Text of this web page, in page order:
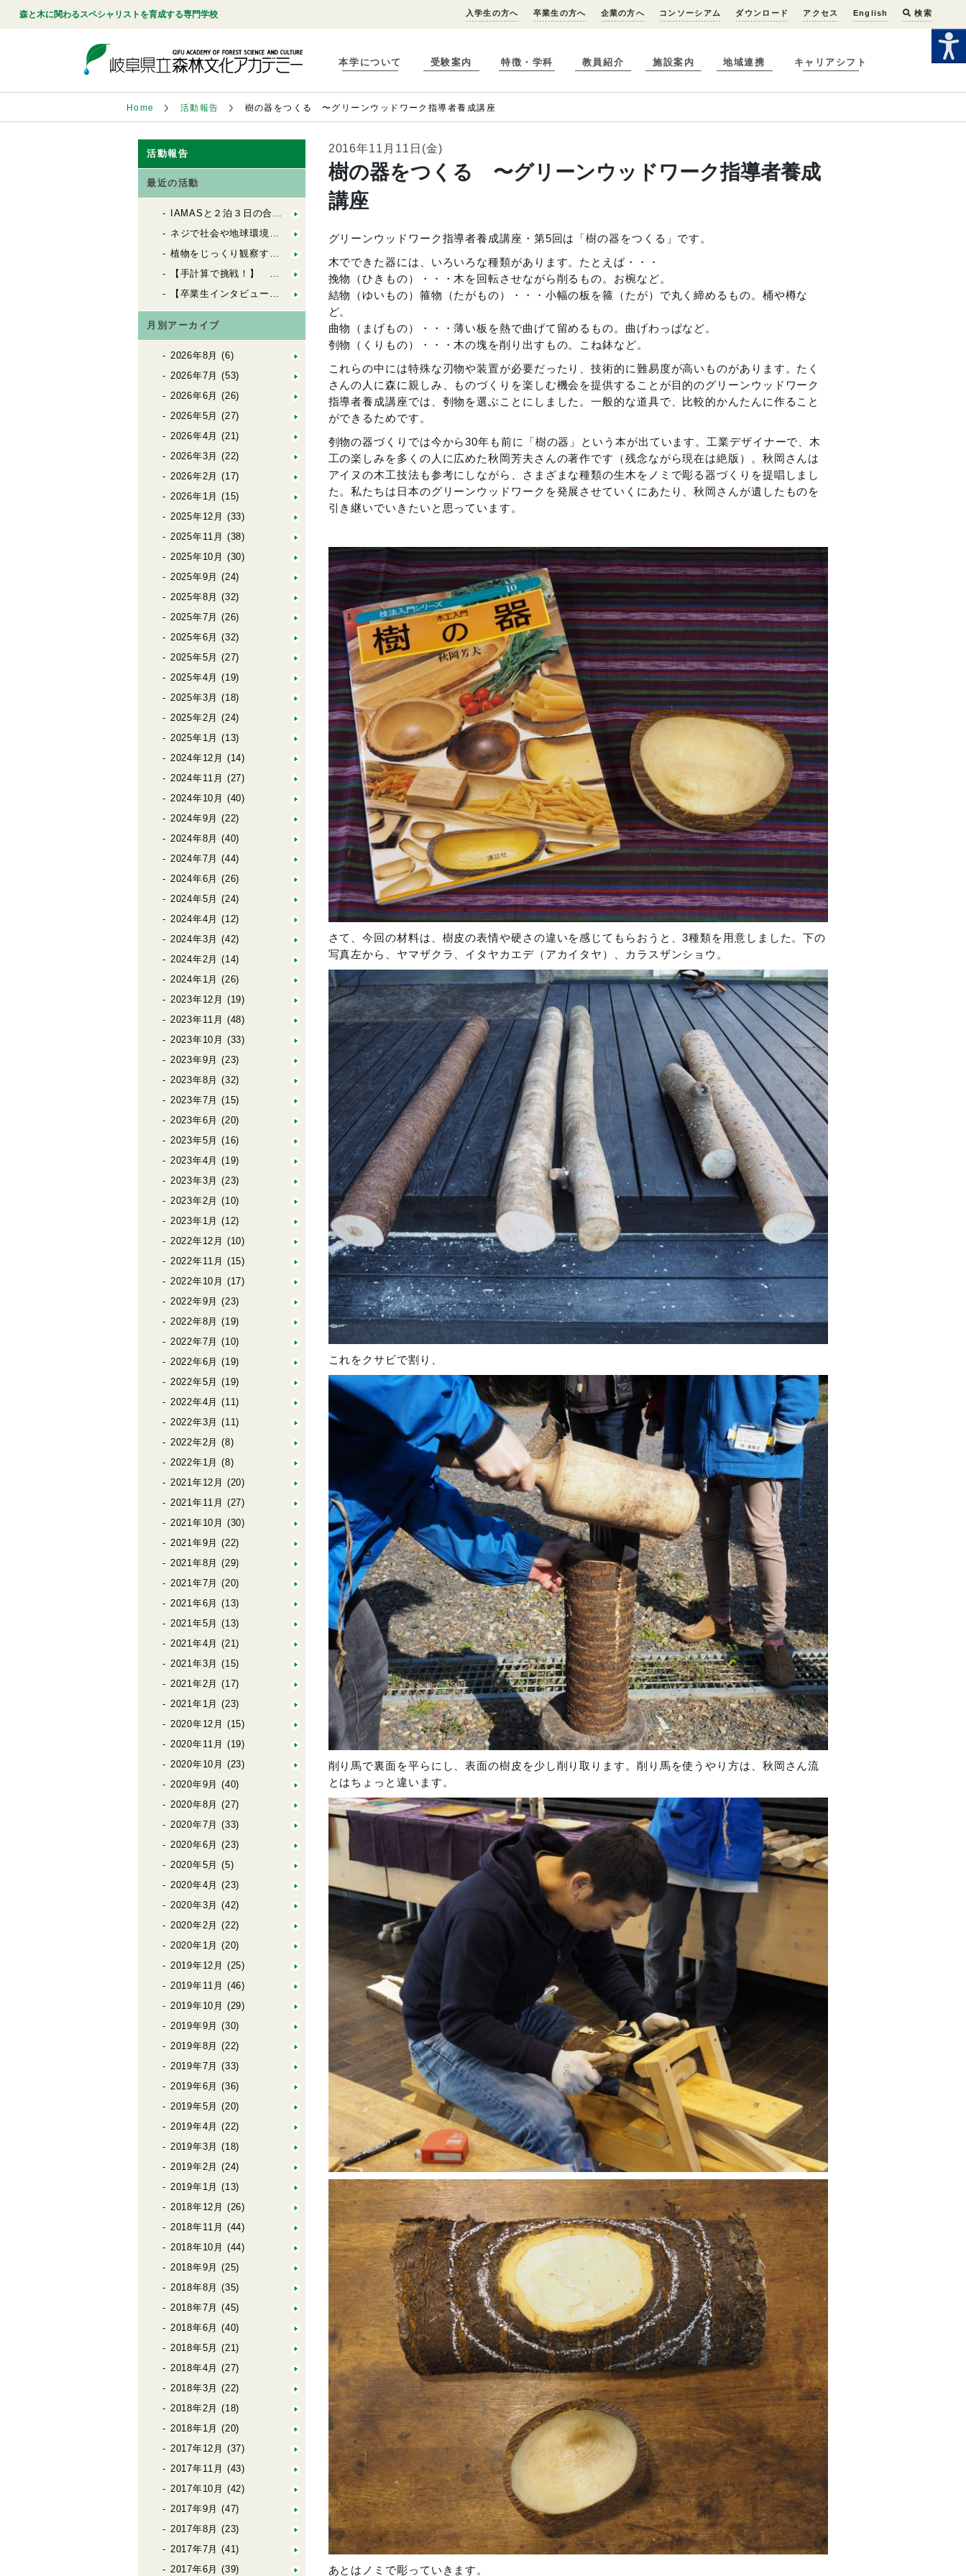
森と木に関わるスペシャリストを育成する専門学校 入学生の方へ 卒業生の方へ 企業の方へ コンソーシアム ダウンロード アクセス English 検索
本学について 受験案内 特徴・学科 教員紹介 施設案内 地域連携 キャリアシフト
Home 活動報告 樹の器をつくる 〜グリーンウッドワーク指導者養成講座
活動報告
最近の活動
IAMASと２泊３日の合同合宿！「FbSのためのデザインキャンプ」
ネジで社会や地球環境を良くする会社「シネジックさん」視察
植物をじっくり観察する「植物観察の基礎」
【手計算で挑戦！】 木造の許容応力度計算（２）
【卒業生インタビュー】 ６歳から100歳までの居場所を創る
月別アーカイブ
2026年8月 (6)
2026年7月 (53)
2026年6月 (26)
2026年5月 (27)
2026年4月 (21)
2026年3月 (22)
2026年2月 (17)
2026年1月 (15)
2025年12月 (33)
2025年11月 (38)
2025年10月 (30)
2025年9月 (24)
2025年8月 (32)
2025年7月 (26)
2025年6月 (32)
2025年5月 (27)
2025年4月 (19)
2025年3月 (18)
2025年2月 (24)
2025年1月 (13)
2024年12月 (14)
2024年11月 (27)
2024年10月 (40)
2024年9月 (22)
2024年8月 (40)
2024年7月 (44)
2024年6月 (26)
2024年5月 (24)
2024年4月 (12)
2024年3月 (42)
2024年2月 (14)
2024年1月 (26)
2023年12月 (19)
2023年11月 (48)
2023年10月 (33)
2023年9月 (23)
2023年8月 (32)
2023年7月 (15)
2023年6月 (20)
2023年5月 (16)
2023年4月 (19)
2023年3月 (23)
2023年2月 (10)
2023年1月 (12)
2022年12月 (10)
2022年11月 (15)
2022年10月 (17)
2022年9月 (23)
2022年8月 (19)
2022年7月 (10)
2022年6月 (19)
2022年5月 (19)
2022年4月 (11)
2022年3月 (11)
2022年2月 (8)
2022年1月 (8)
2021年12月 (20)
2021年11月 (27)
2021年10月 (30)
2021年9月 (22)
2021年8月 (29)
2021年7月 (20)
2021年6月 (13)
2021年5月 (13)
2021年4月 (21)
2021年3月 (15)
2021年2月 (17)
2021年1月 (23)
2020年12月 (15)
2020年11月 (19)
2020年10月 (23)
2020年9月 (40)
2020年8月 (27)
2020年7月 (33)
2020年6月 (23)
2020年5月 (5)
2020年4月 (23)
2020年3月 (42)
2020年2月 (22)
2020年1月 (20)
2019年12月 (25)
2019年11月 (46)
2019年10月 (29)
2019年9月 (30)
2019年8月 (22)
2019年7月 (33)
2019年6月 (36)
2019年5月 (20)
2019年4月 (22)
2019年3月 (18)
2019年2月 (24)
2019年1月 (13)
2018年12月 (26)
2018年11月 (44)
2018年10月 (44)
2018年9月 (25)
2018年8月 (35)
2018年7月 (45)
2018年6月 (40)
2018年5月 (21)
2018年4月 (27)
2018年3月 (22)
2018年2月 (18)
2018年1月 (20)
2017年12月 (37)
2017年11月 (43)
2017年10月 (42)
2017年9月 (47)
2017年8月 (23)
2017年7月 (41)
2017年6月 (39)
2016年11月11日(金)
樹の器をつくる 〜グリーンウッドワーク指導者養成
講座
グリーンウッドワーク指導者養成講座・第5回は「樹の器をつくる」です。
木でできた器には、いろいろな種類があります。たとえば・・・
挽物（ひきもの）・・・木を回転させながら削るもの。お椀など。
結物（ゆいもの）箍物（たがもの）・・・小幅の板を箍（たが）で丸く締めるもの。桶や樽な
ど。
曲物（まげもの）・・・薄い板を熱で曲げて留めるもの。曲げわっぱなど。
刳物（くりもの）・・・木の塊を削り出すもの。こね鉢など。
これらの中には特殊な刃物や装置が必要だったり、技術的に難易度が高いものがあります。たく
さんの人に森に親しみ、ものづくりを楽しむ機会を提供することが目的のグリーンウッドワーク
指導者養成講座では、刳物を選ぶことにしました。一般的な道具で、比較的かんたんに作ること
ができるためです。
刳物の器づくりでは今から30年も前に「樹の器」という本が出ています。工業デザイナーで、木
工の楽しみを多くの人に広めた秋岡芳夫さんの著作です（残念ながら現在は絶版）。秋岡さんは
アイヌの木工技法も参考にしながら、さまざまな種類の生木をノミで彫る器づくりを提唱しまし
た。私たちは日本のグリーンウッドワークを発展させていくにあたり、秋岡さんが遺したものを
引き継いでいきたいと思っています。
さて、今回の材料は、樹皮の表情や硬さの違いを感じてもらおうと、3種類を用意しました。下の
写真左から、ヤマザクラ、イタヤカエデ（アカイタヤ）、カラスザンショウ。
これをクサビで割り、
削り馬で裏面を平らにし、表面の樹皮を少し削り取ります。削り馬を使うやり方は、秋岡さん流
とはちょっと違います。
あとはノミで彫っていきます。